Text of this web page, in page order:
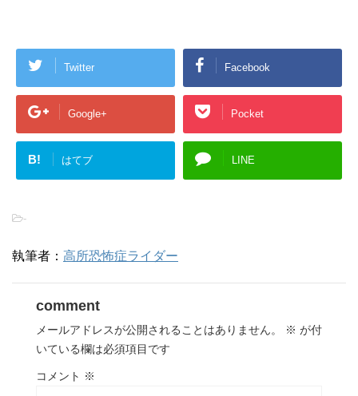
Twitter Facebook
Google+ Pocket
B! はてブ LINE
-
執筆者： 高所恐怖症ライダー
comment
メールアドレスが公開されることはありません。 ※ が付
いている欄は必須項目です
コメント ※